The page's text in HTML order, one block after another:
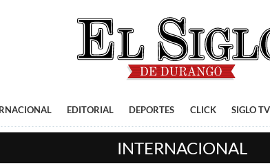
EDITORIAL DEPORTES CLICK SIGLO TV
INTERNACIONAL